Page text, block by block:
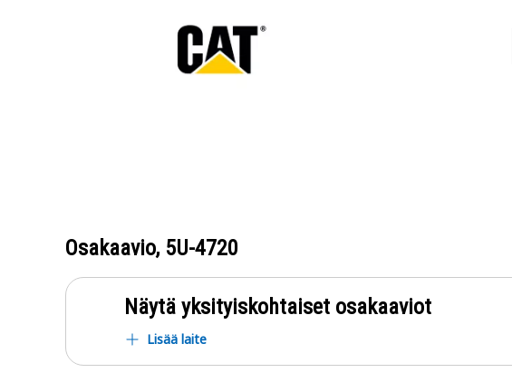
Osakaavio, 5U-4720
Näytä yksityiskohtaiset osakaaviot
Lisää laite